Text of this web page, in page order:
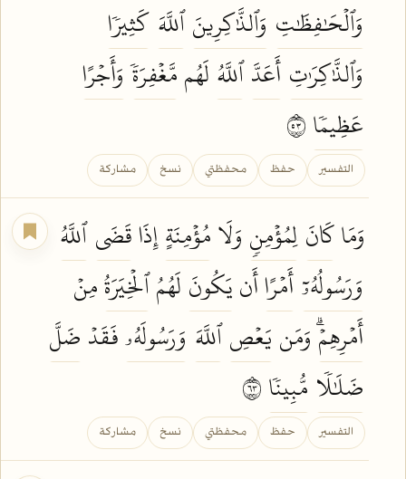
وَٱلۡحَٰفِظَٰتِ وَٱلذَّٰكِرِينَٱللَّهَ كَثِيرٗا
وَٱلذَّٰكِرَٰتِ أَعَدَّٱللَّهُ لَهُممَّغۡفِرَةٗ وَأَجۡرًا
عَظِيمٗا
التفسير حفظ محفظتي نسخ مشاركة
وَمَاكَانَلِمُؤۡمِنٖ وَلَامُؤۡمِنَةٍإِذَاقَضَىٱللَّهُ
وَرَسُولُهُۥٓأَمۡرًاأَنيَكُونَ لَهُمُٱلۡخِيَرَةُمِنۡ
أَمۡرِهِمۡۗوَمَن يَعۡصِٱللَّهَ وَرَسُولَهُۥفَقَدۡ ضَلَّ
ضَلَٰلٗا مُّبِينٗا
التفسير حفظ محفظتي نسخ مشاركة